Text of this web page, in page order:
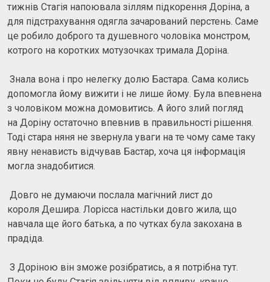
тижнів Стагія напоювала зіллям підкорення Доріна, а
для підстрахування одягла зачарований перстень. Саме
це робило доброго та душевного чоловіка монстром,
котрого на коротких мотузочках тримала Доріна.
Знала вона і про нелегку долю Бастара. Сама колись
допомогла йому вижити і не лише йому. Була впевнена
з чоловіком можна домовитись. А його злий погляд
на Доріну остаточно впевнив в правильності рішення.
Тоді стара няня не звернула уваги на те чому саме таку
явну ненависть відчував Бастар, хоча ця інформація
могла знадобитися.
Довго не думаючи послала магічний лист до
короля Дешира. Лорісса настільки довго жила, що
навчала ще його батька, а по чутках була закохана в
прадіда.
З Доріною він зможе розібратись, а я потрібна тут.